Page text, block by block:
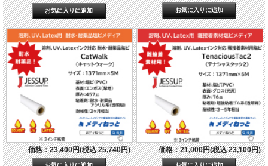
価格：23,400円(税込 25,740円) 価格：21,000円(税込 23,100円)